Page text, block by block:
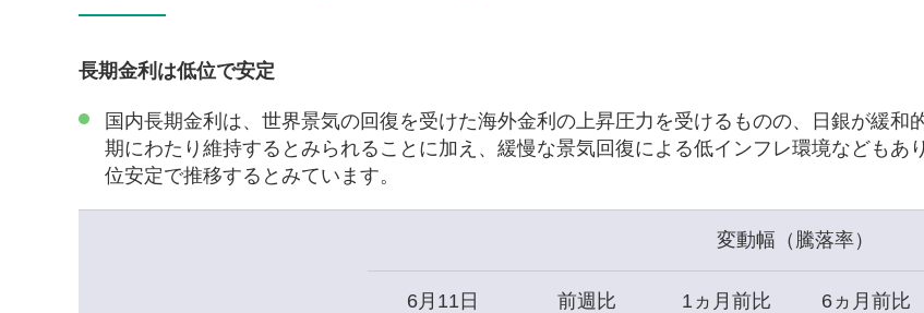
長期金利は低位で安定
国内長期金利は、世界景気の回復を受けた海外金利の上昇圧力を受けるものの、日銀が緩和
期にわたり維持するとみられることに加え、緩慢な景気回復による低インフレ環境などもあ
位安定で推移するとみています。
変動幅（騰落率）
6月11日 前週比 1ヵ月前比 6ヵ月前比